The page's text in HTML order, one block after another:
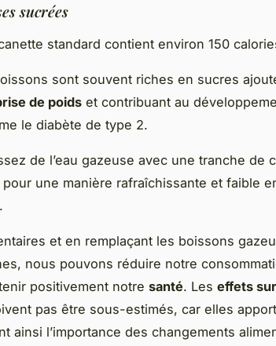
sucrées
standard contient environ 150
sont souvent riches en sucres
de poids et contribuant au
le diabète de type 2.
de l’eau gazeuse avec une tranche de
une manière rafraîchissante et faible
et en remplaçant les boissons
nous pouvons réduire notre
positivement notre santé. Les effets
pas être sous-estimés, car elles
ainsi l’importance des changements